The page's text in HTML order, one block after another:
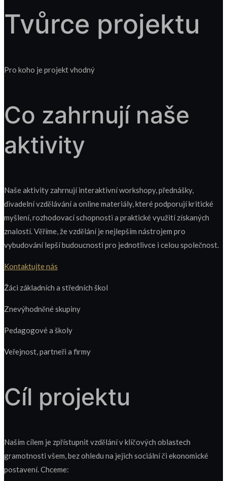
Tvůrce projektu
Pro koho je projekt vhodný
Co zahrnují naše
aktivity
Naše aktivity zahrnují interaktivní workshopy, přednášky,
divadelní vzdělávání a online materiály, které podporují kritické
myšlení, rozhodovací schopnosti a praktické využití získaných
znalostí. Věříme, že vzdělání je nejlepším nástrojem pro
vybudování lepší budoucnosti pro jednotlivce i celou společnost.
Kontaktujte nás
Žáci základních a středních škol
Znevýhodněné skupiny
Pedagogové a školy
Veřejnost, partneři a firmy
Cíl projektu
Naším cílem je zpřístupnit vzdělání v klíčových oblastech
gramotnosti všem, bez ohledu na jejich sociální či ekonomické
postavení. Chceme: